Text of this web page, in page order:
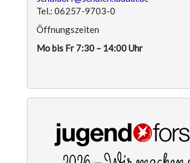
Tel.: 06257-9703-0
Öffnungszeiten
Mo bis Fr 7:30 – 14:00 Uhr